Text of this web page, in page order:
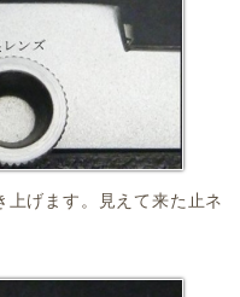
上げます。見えて来た止ネ